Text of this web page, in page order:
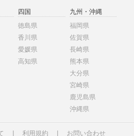
四国
徳島県
香川県
愛媛県
高知県
九州・沖縄
福岡県
佐賀県
長崎県
熊本県
大分県
宮崎県
鹿児島県
沖縄県
利用規約 お問い合わせ